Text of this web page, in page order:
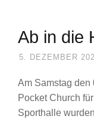
Ab in die
5. DEZEMBER
Am Samstag den
Pocket Church
Sporthalle